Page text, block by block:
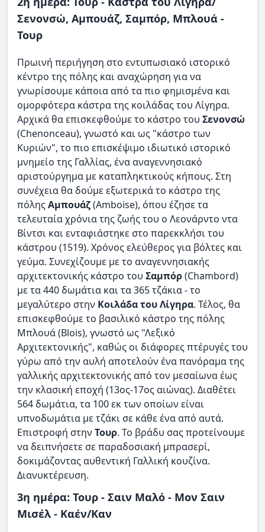
Σενονσώ, Αμπουάζ, Σαμπόρ, Μπλουά -
Τουρ
Πρωινή περιήγηση στο εντυπωσιακό ιστορικό
κέντρο της πόλης και αναχώρηση για να
γνωρίσουμε κάποια από τα πιο φημισμένα και
ομορφότερα κάστρα της κοιλάδας του Λίγηρα.
Αρχικά θα επισκεφθούμε το κάστρο του Σενονσώ
(Chenonceau), γνωστό και ως "κάστρο των
Κυριών", το πιο επισκέψιμο ιδιωτικό ιστορικό
μνημείο της Γαλλίας, ένα αναγεννησιακό
αριστούργημα με καταπληκτικούς κήπους. Στη
συνέχεια θα δούμε εξωτερικά το κάστρο της
πόληςΑμπουάζ(Amboise), όπου έζησε τα
τελευταία χρόνια της ζωής του ο Λεονάρντο ντα
Βίντσι και ενταφιάστηκε στο παρεκκλήσι του
κάστρου (1519). Χρόνος ελεύθερος για βόλτες και
γεύμα. Συνεχίζουμε με το αναγεννησιακής
αρχιτεκτονικής κάστρο του Σαμπόρ(Chambord)
με τα 440 δωμάτια και τα 365 τζάκια - το
μεγαλύτερο στην Κοιλάδα του Λίγηρα. Τέλος, θα
επισκεφθούμε το βασιλικό κάστρο της πόλης
Μπλουά (Blois), γνωστό ως "Λεξικό
Αρχιτεκτονικής", καθώς οι διάφορες πτέρυγές του
γύρω από την αυλή αποτελούν ένα πανόραμα της
γαλλικής αρχιτεκτονικής από τον μεσαίωνα έως
την κλασική εποχή (13ος-17ος αιώνας). Διαθέτει
564 δωμάτια, τα 100 εκ των οποίων είναι
υπνοδωμάτια με τζάκι σε κάθε ένα από αυτά.
Επιστροφή στην Τουρ. Το βράδυ σας προτείνουμε
να δειπνήσετε σε παραδοσιακή μπρασερί,
δοκιμάζοντας αυθεντική Γαλλική κουζίνα.
Διανυκτέρευση.
3η ημέρα: Τουρ - Σαιν Μαλό - Μον Σαιν
Μισέλ - Καέν/Καν